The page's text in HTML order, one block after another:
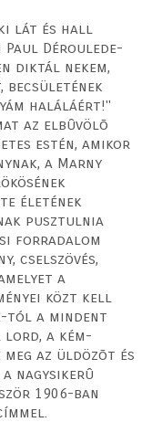
lát és hall
Paul Déroulede-
diktál nekem,
haláláért!"
az elbûvölõ
estén, amikor
a Marny
életének
pusztulnia
forradalom
cselszövés,
a
közt kell
tól a mindent
lord, a kém-
az üldözõt és
nagysikerû
1906-ban